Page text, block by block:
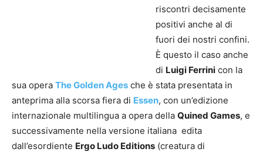
riscontri decisamente
positivi anche al di
fuori dei nostri confini.
È questo il caso anche
di Luigi Ferrini con la
sua opera The Golden Ages che è stata presentata in
anteprima alla scorsa fiera di Essen, con un’edizione
internazionale multilingua a opera della Quined Games, e
successivamente nella versione italiana edita
dall’esordiente Ergo Ludo Editions (creatura di